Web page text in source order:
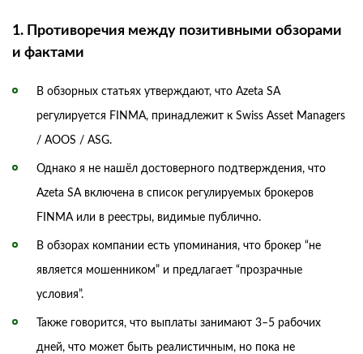
1. Противоречия между позитивными обзорами
и фактами
В обзорных статьях утверждают, что Azeta SA
регулируется FINMA, принадлежит к Swiss Asset Managers
/ AOOS / ASG.
Однако я не нашёл достоверного подтверждения, что
Azeta SA включена в список регулируемых брокеров
FINMA или в реестры, видимые публично.
В обзорах компании есть упоминания, что брокер “не
является мошенником” и предлагает “прозрачные
условия”.
Также говорится, что выплаты занимают 3–5 рабочих
дней, что может быть реалистичным, но пока не